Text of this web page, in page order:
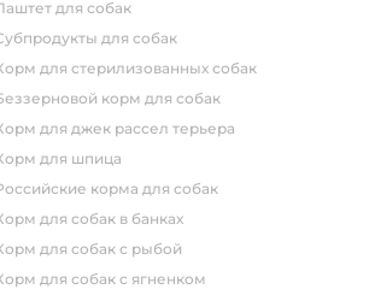
паштет для собак
субпродукты для собак
корм для стерилизованных собак
беззерновой корм для собак
корм для джек рассел терьера
корм для шпица
российские корма для собак
корм для собак в банках
корм для собак с рыбой
корм для собак с ягненком